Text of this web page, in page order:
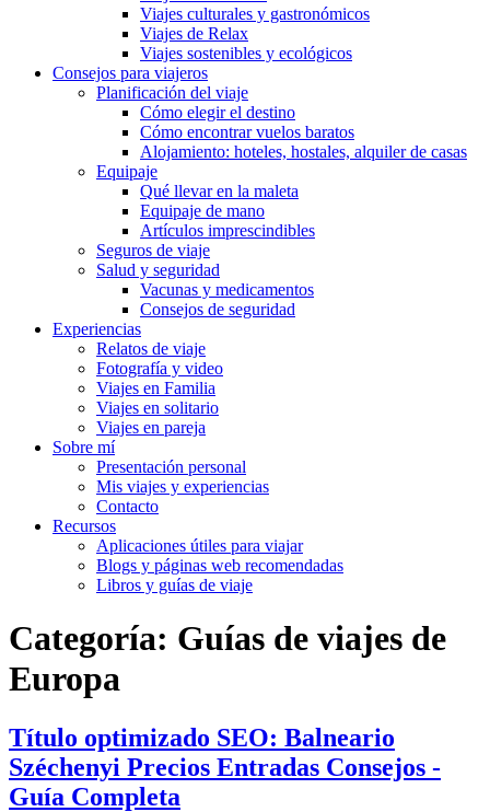
Viajes culturales y gastronómicos
Viajes de Relax
Viajes sostenibles y ecológicos
Consejos para viajeros
Planificación del viaje
Cómo elegir el destino
Cómo encontrar vuelos baratos
Alojamiento: hoteles, hostales, alquiler de casas
Equipaje
Qué llevar en la maleta
Equipaje de mano
Artículos imprescindibles
Seguros de viaje
Salud y seguridad
Vacunas y medicamentos
Consejos de seguridad
Experiencias
Relatos de viaje
Fotografía y video
Viajes en Familia
Viajes en solitario
Viajes en pareja
Sobre mí
Presentación personal
Mis viajes y experiencias
Contacto
Recursos
Aplicaciones útiles para viajar
Blogs y páginas web recomendadas
Libros y guías de viaje
Categoría: Guías de viajes de
Europa
Título optimizado SEO: Balneario
Széchenyi Precios Entradas Consejos -
Guía Completa